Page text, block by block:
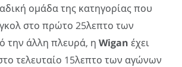
ομάδα της κατηγορίας που
γκολ στο πρώτο 25λεπτο των
την άλλη πλευρά, η Wigan έχει
τελευταίο 15λεπτο των αγώνων